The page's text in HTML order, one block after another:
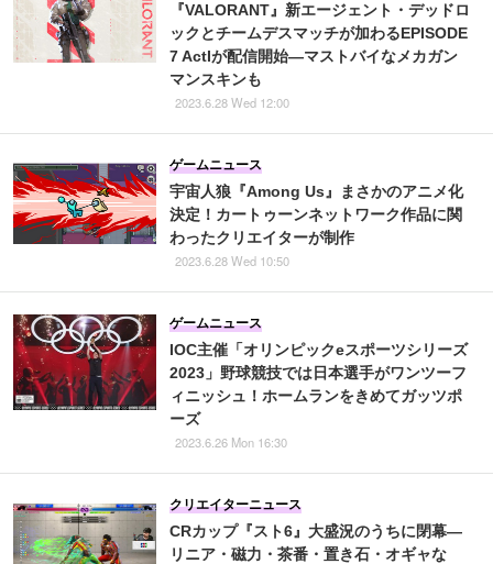
『VALORANT』新エージェント・デッドロ
ックとチームデスマッチが加わるEPISODE
7 ActIが配信開始―マストバイなメカガン
マンスキンも
2023.6.28 Wed 12:00
宇宙人狼『Among Us』まさかのアニメ化
決定！カートゥーンネットワーク作品に関
わったクリエイターが制作
ゲームニュース
2023.6.28 Wed 10:50
IOC主催「オリンピックeスポーツシリーズ
2023」野球競技では日本選手がワンツーフ
ィニッシュ！ホームランをきめてガッツポ
ーズ
ゲームニュース
2023.6.26 Mon 16:30
CRカップ『スト6』大盛況のうちに閉幕―
リニア・磁力・茶番・置き石・オギャな
クリエイターニュース